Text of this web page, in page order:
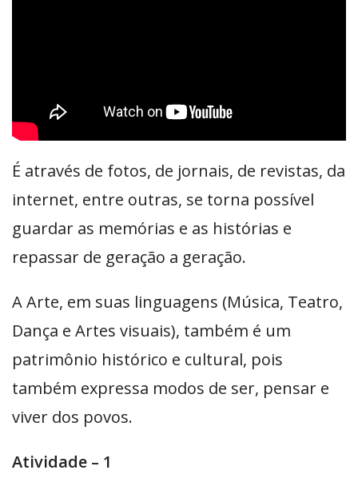
É através de fotos, de jornais, de revistas, da
internet, entre outras, se torna possível
guardar as memórias e as histórias e
repassar de geração a geração.
A Arte, em suas linguagens (Música, Teatro,
Dança e Artes visuais), também é um
patrimônio histórico e cultural, pois
também expressa modos de ser, pensar e
viver dos povos.
Atividade – 1